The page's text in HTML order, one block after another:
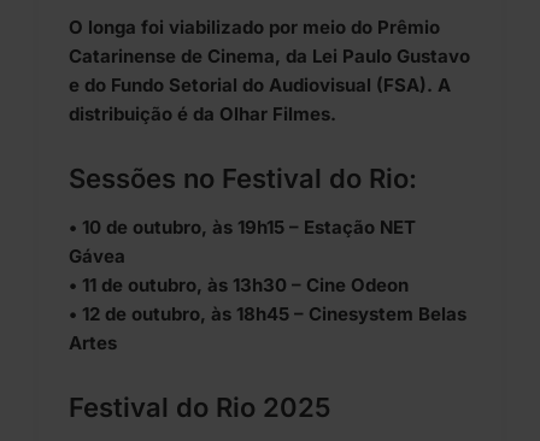
O longa foi viabilizado por meio do Prêmio
Catarinense de Cinema, da Lei Paulo Gustavo
e do Fundo Setorial do Audiovisual (FSA). A
distribuição é da Olhar Filmes.
Sessões no Festival do Rio:
• 10 de outubro, às 19h15 – Estação NET
Gávea
• 11 de outubro, às 13h30 – Cine Odeon
• 12 de outubro, às 18h45 – Cinesystem Belas
Artes
Festival do Rio 2025